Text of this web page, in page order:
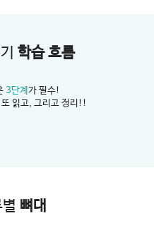
학습 흐름
3단계 가 필수!
읽고, 그리고 정리!!
뼈대